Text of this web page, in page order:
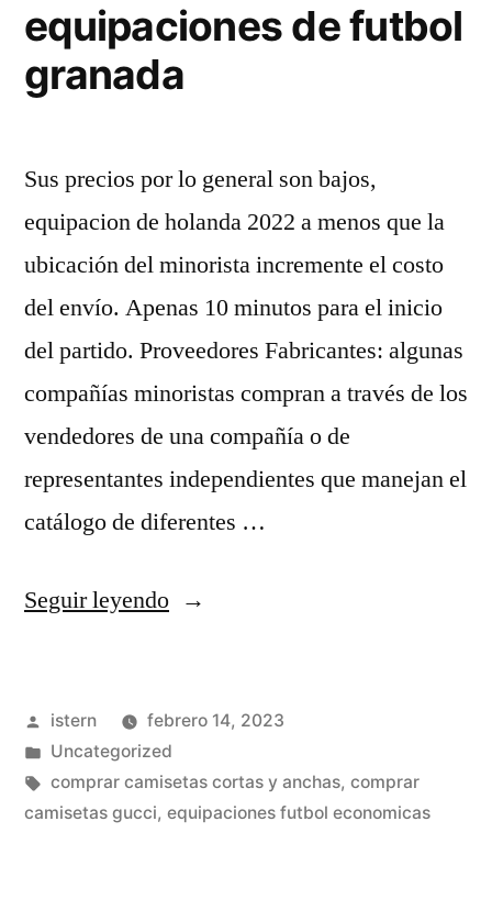
equipaciones de futbol
granada
Sus precios por lo general son bajos,
equipacion de holanda 2022 a menos que la
ubicación del minorista incremente el costo
del envío. Apenas 10 minutos para el inicio
del partido. Proveedores Fabricantes: algunas
compañías minoristas compran a través de los
vendedores de una compañía o de
representantes independientes que manejan el
catálogo de diferentes …
Seguir leyendo«equipaciones
granada»
Publicado
por
istern
febrero 14, 2023
Publicado
en
Uncategorized
Etiquetas:
comprar camisetas cortas y anchas, comprar
camisetas gucci, equipaciones futbol economicas